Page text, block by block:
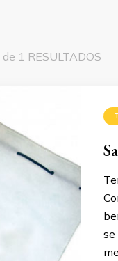
1 RESULTADOS
se